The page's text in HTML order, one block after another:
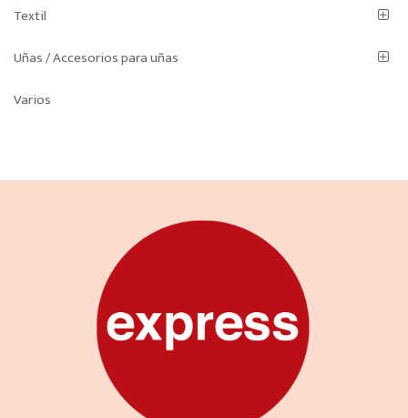
Textil
Uñas / Accesorios para uñas
Varios